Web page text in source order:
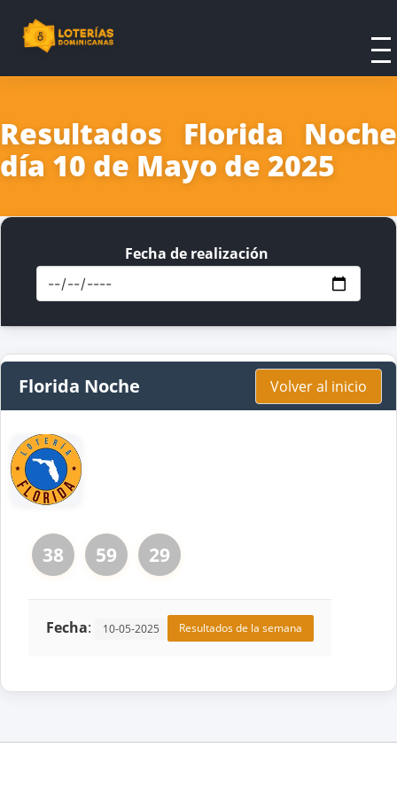
Resultados Florida Noche
día 10 de Mayo de 2025
Fecha de realización
Florida Noche Volver al inicio
38 59 29
Fecha: 10-05-2025 Resultados de la semana